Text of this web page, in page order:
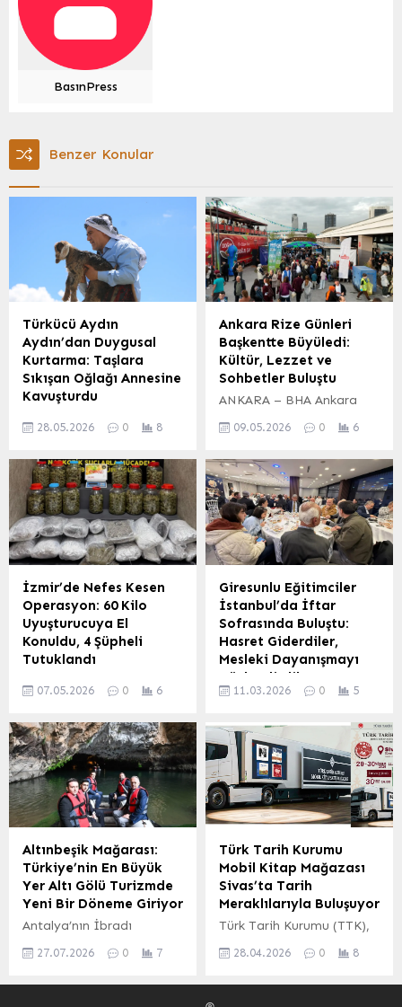
BasınPress
Benzer Konular
Türkücü Aydın
Aydın’dan Duygusal
Kurtarma: Taşlara
Sıkışan Oğlağı Annesine
Kavuşturdu
Köyü’nde Kurban Bayramı
Aydın Aydın, yol kenarında
sürekli ses veren bir anne
keçiden şüphelenerek olay
yerine yöneldi. Taşların
arasında sıkışmış bir yavru
keçiyle karşılaşan sanatçı,
tek tek taşları kaldırarak
minik oğlağı kurtardı.
Kurtarılan yavru, annesine
teslim edilirken, bu anlar
çevredekilere duygusal
olayın...
28.05.2026 0 8
Ankara Rize Günleri
Başkentte Büyüledi:
Kültür, Lezzet ve
Sohbetler Buluştu
ANKARA – BHA Ankara
Federasyonu (RİDEF)
Rize Belediyesi’nin
destekleriyle düzenlenen
Rize Günleri, Başkent’te
yoğun ilgi görmeye
devam ediyor. Etkinlik,
Rize’nin zengin kültürel
mirasını, doğal
güzelliklerini, eşsiz
gastronomisini ve sosyal
yaşamını Ankaralılarla
buluşturuyor. Başkentte
Rize Rüzgarı Esti
Etkinlikler kapsamında
Sohbetleri’nde, Rize’nin
gelecek...
09.05.2026 0 6
İzmir’de Nefes Kesen
Operasyon: 60 Kilo
Uyuşturucuya El
Konuldu, 4 Şüpheli
Tutuklandı
düzenlediği iki ayrı
değeri yüksek 60 kilo 200
gram uyuşturucu madde
ele geçirildi. Operasyonlar
sonucunda gözaltına
alınan 4 şüpheli,
çıkarıldıkları mahkemece
tutuklanarak cezaevine
gönderildi. Uyuşturucu
Ticareti Yapanlara Yönelik
Kapsamlı Soruşturma
Cumhuriyet
başsavcılıklarının
soruşturma, uyuşturucu
07.05.2026 0 6
Giresunlu Eğitimciler
İstanbul’da İftar
Sofrasında Buluştu:
Hasret Giderdiler,
Mesleki Dayanışmayı
Güçlendirdiler
İstanbul’da Giresunlu
(İSGEDER) tarafından
düzenlenen geleneksel
iftar programı, eğitim
camiasının önde gelen
isimlerini Ramazan’ın
manevi atmosferinde bir
araya getirdi. İstanbul’da
2007 yılından bu yana
faaliyet gösteren
İSGEDER, bu yıl da
eğitimciler arasındaki
bağları güçlendirmeyi
amaçlayan anlamlı bir
yaptı. Programa, halen
11.03.2026 0 5
Altınbeşik Mağarası:
Türkiye’nin En Büyük
Yer Altı Gölü Turizmde
Yeni Bir Döneme Giriyor
Antalya’nın İbradı
Türkiye’nin en büyük,
27.07.2026 0 7
Türk Tarih Kurumu
Mobil Kitap Mağazası
Sivas’ta Tarih
Meraklılarıyla Buluşuyor
Türk Tarih Kurumu (TTK),
yaygınlaştırmak ve
28.04.2026 0 8